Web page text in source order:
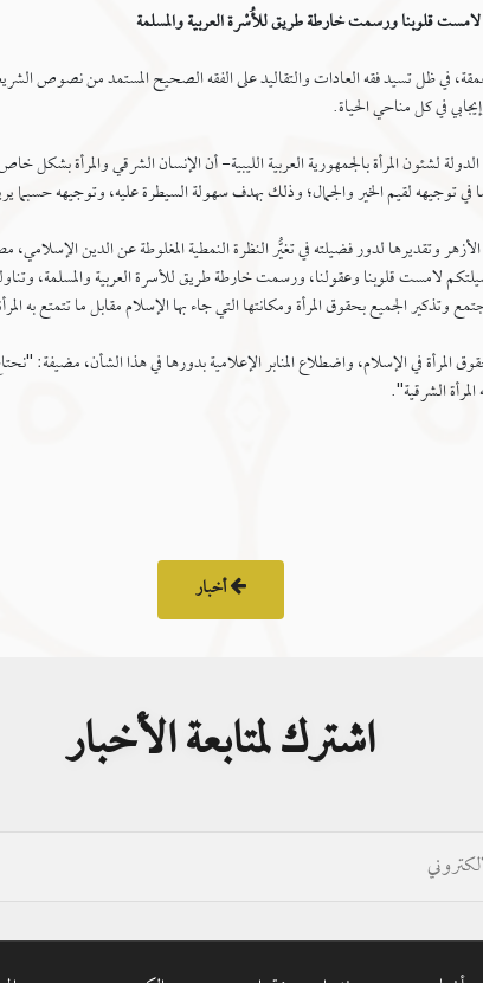
لامست قلوبنا ورسمت خارطة طريق للأُسْرة العربية والمسلمة
متعمقة، في ظل تسيد فقه العادات والتقاليد على الفقه الصحيح المستمد من نصوص
في كل مناحي الحياة.
لشئون المرأة بالجمهورية العربية الليبية- أن الإنسان الشرقي والمرأة
توجيهه لقيم الخير والجمال؛ وذلك بهدف سهولة السيطرة عليه، وتوجيهه
وتقديرها لدور فضيلته في تغيُّر النظرة النمطية المغلوطة عن الدين
لامست قلوبنا وعقولنا، ورسمت خارطة طريق للأسرة العربية والمسلمة،
الجميع بحقوق المرأة ومكانتها التي جاء بها الإسلام مقابل ما تتمتع به
المرأة في الإسلام، واضطلاع المنابر الإعلامية بدورها في هذا الشأن، مضيفة:
الشرقية".
أخبار
اشترك لمتابعة الأخبار